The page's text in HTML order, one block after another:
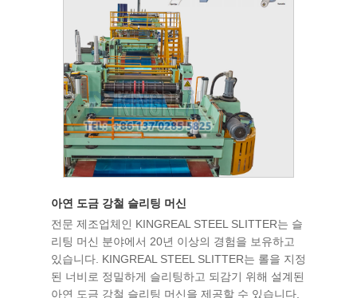
아연 도금 강철 슬리팅 머신
전문 제조업체인 KINGREAL STEEL SLITTER는 슬
리팅 머신 분야에서 20년 이상의 경험을 보유하고
있습니다. KINGREAL STEEL SLITTER는 롤을 지정
된 너비로 정밀하게 슬리팅하고 되감기 위해 설계된
아연 도금 강철 슬리팅 머신을 제공할 수 있습니다.